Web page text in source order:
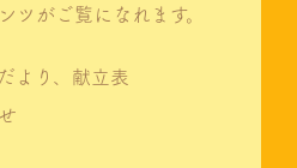
ツがご覧になれます。
より、献立表